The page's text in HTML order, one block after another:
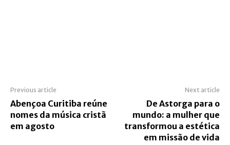
Previous article
Abençoa Curitiba reúne
nomes da música cristã
em agosto
Next article
De Astorga para o
mundo: a mulher que
transformou a estética
em missão de vida